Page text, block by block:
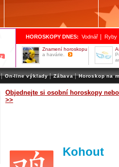
HOROSKOPY DNES: Vodnář Ryby
Znamení horoskopu
a havárie.
| On-line výklady | Zábava | Horoskop na
Objednejte si osobní horoskopy
>>
Kohout